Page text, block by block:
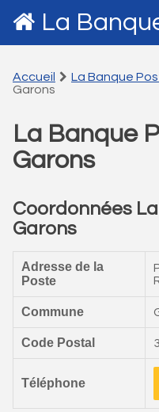
La
Accueil La Banque
Garons
La Banque
Garons
Coordonnées
Garons
Adresse de la
Poste
Commune
Code Postal
Téléphone